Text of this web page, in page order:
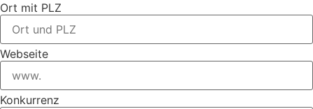
Ort mit PLZ
Webseite
Konkurrenz